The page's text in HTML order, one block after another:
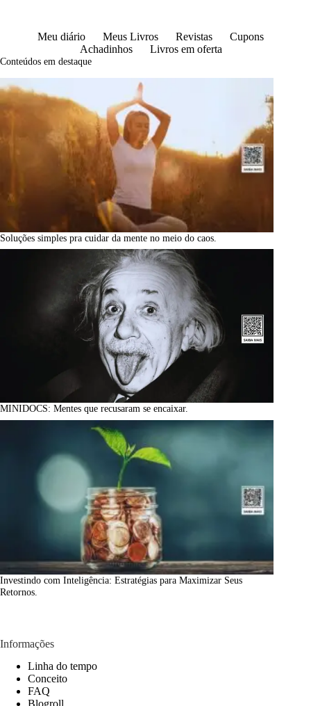
Meu diário Meus Livros Revistas
Cupons
Achadinhos
Livros em oferta
Conteúdos em destaque
Soluções simples pra cuidar da mente no meio do caos.
MINIDOCS: Mentes que recusaram se encaixar.
Investindo com Inteligência: Estratégias para Maximizar Seus
Retornos.
Informações
Linha do tempo
Conceito
FAQ